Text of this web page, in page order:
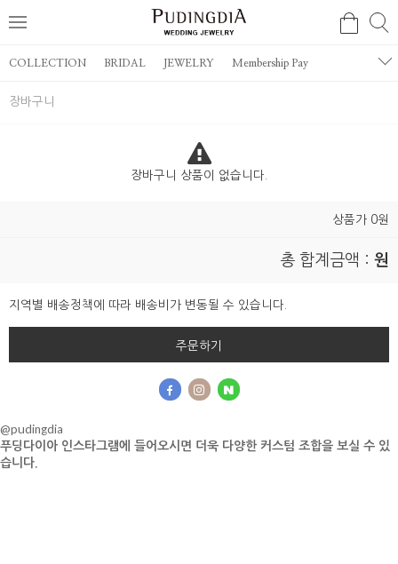
COLLECTION BRIDAL JEWELRY Membership Pay
장바구니
장바구니 상품이 없습니다.
상품가 0원
총 합계금액 : 원
지역별 배송정책에 따라 배송비가 변동될 수 있습니다.
주문하기
@pudingdia
푸딩다이아 인스타그램에 들어오시면 더욱 다양한 커스텀 조합을 보실 수 있
습니다.